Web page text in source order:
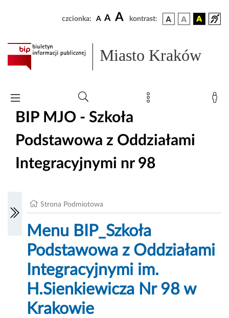
czcionka: A A A kontrast:
Miasto Kraków
BIP MJO - Szkoła
Podstawowa z Oddziałami
Integracyjnymi nr 98
Strona Podmiotowa
Menu BIP_Szkoła
Podstawowa z Oddziałami
Integracyjnymi im.
H.Sienkiewicza Nr 98 w
Krakowie